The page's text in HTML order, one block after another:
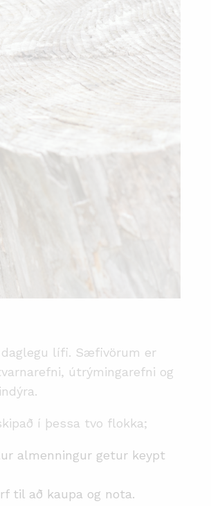
lífi. Sæfivörum er
útrýmingarefni og
í þessa tvo flokka;
almenningur getur keypt
til að kaupa og nota.